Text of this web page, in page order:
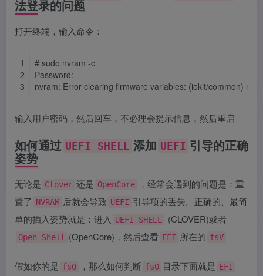
法登录的问题
打开终端，输入命令：
1
2
3
# sudo nvram -c
Password:
nvram: Error clearing firmware variables: (iokit/common) not
输入用户密码，然后回车，不必理会提示信息，然后重启
如何通过 UEFI SHELL 添加 UEFI 引导的正确
姿势
无论是 Clover 还是 OpenCore
，经常会遇到的问题是：重
置了 NVRAM 后就会导致 UEFI 引导项的丢失。正确的、最简
单的插入姿势就是：进入
UEFI SHELL (CLOVER)或者
Open Shell (OpenCore)，然后查看 EFI 所在的 fsV
假如你的是 fs0 ，那么如何判断 fs0 目录下面就是 EFI